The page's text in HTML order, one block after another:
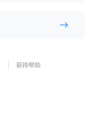
获得帮助